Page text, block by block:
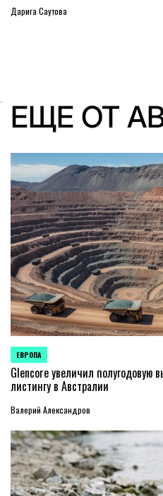
Дарига Саутова
ЕЩЕ ОТ
ОПУБЛИКОВАНО
В
ЕВРОПА
Glencore увеличил полугодовую
листингу в Австралии
Валерий Александров